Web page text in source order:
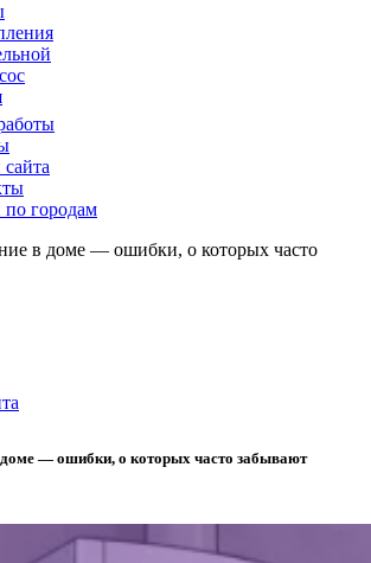
по городам
— ошибки, о которых часто забывают